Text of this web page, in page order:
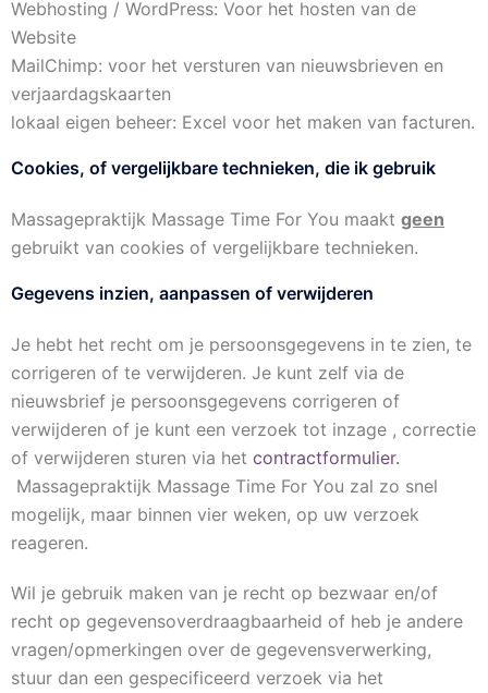
Webhosting / WordPress: Voor het hosten van de
Website
MailChimp: voor het versturen van nieuwsbrieven en
verjaardagskaarten
lokaal eigen beheer: Excel voor het maken van facturen.
Cookies, of vergelijkbare technieken, die ik gebruik
Massagepraktijk Massage Time For You maakt geen
gebruikt van cookies of vergelijkbare technieken.
Gegevens inzien, aanpassen of verwijderen
Je hebt het recht om je persoonsgegevens in te zien, te
corrigeren of te verwijderen. Je kunt zelf via de
nieuwsbrief je persoonsgegevens corrigeren of
verwijderen of je kunt een verzoek tot inzage , correctie
of verwijderen sturen via het contractformulier.
Massagepraktijk Massage Time For You zal zo snel
mogelijk, maar binnen vier weken, op uw verzoek
reageren.
Wil je gebruik maken van je recht op bezwaar en/of
recht op gegevensoverdraagbaarheid of heb je andere
vragen/opmerkingen over de gegevensverwerking,
stuur dan een gespecificeerd verzoek via het